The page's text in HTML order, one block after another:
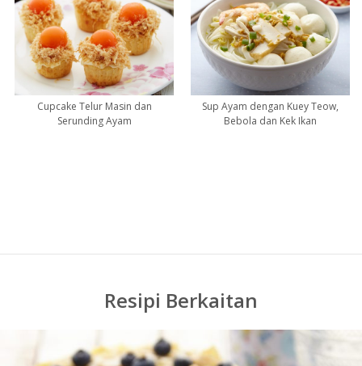
Cupcake Telur Masin dan
Serunding Ayam
Sup Ayam dengan Kuey Teow,
Bebola dan Kek Ikan
Resipi Berkaitan